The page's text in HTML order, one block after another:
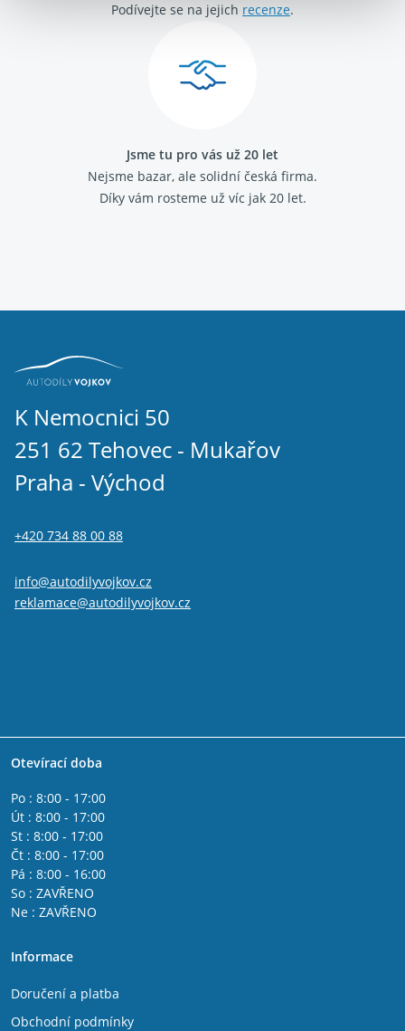
Podívejte se na jejich recenze.
Jsme tu pro vás už 20 let
Nejsme bazar, ale solidní česká firma.
Díky vám rosteme už víc jak 20 let.
K Nemocnici 50
251 62 Tehovec - Mukařov
Praha - Východ
+420 734 88 00 88
info@autodilyvojkov.cz
reklamace@autodilyvojkov.cz
Otevírací doba
Po : 8:00 - 17:00
Út : 8:00 - 17:00
St : 8:00 - 17:00
Čt : 8:00 - 17:00
Pá : 8:00 - 16:00
So : ZAVŘENO
Ne : ZAVŘENO
Informace
Doručení a platba
Obchodní podmínky